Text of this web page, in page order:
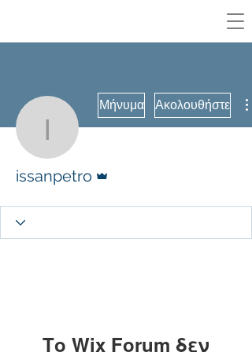
issanpetro
Μήνυμα Ακολουθήστε
issanpetro
Το Wix Forum δεν